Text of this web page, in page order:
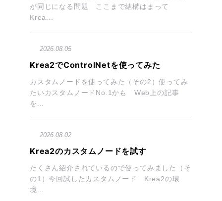
が同じになる問題 ここまで結構はまって
Krea...
2026.08.05
Krea2でControlNetを使ってみた
カスタムノードを使ってみた（その2）使ってみ
たいカスタムノードNo.1かも Web上の記事
を...
2026.08.02
Krea2のカスタムノードを試す
たくさん紹介されているので使ってみました（そ
の1）今回試したカスタムノード Krea2の環
境...